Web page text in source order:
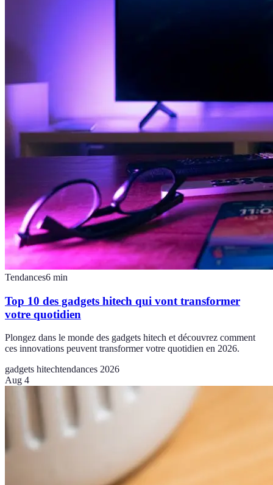
Tendances6 min
Top 10 des gadgets hitech qui vont transformer
votre quotidien
Plongez dans le monde des gadgets hitech et découvrez comment
ces innovations peuvent transformer votre quotidien en 2026.
gadgets hitechtendances 2026
Aug 4